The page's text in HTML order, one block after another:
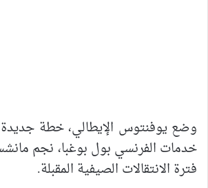
وضع يوفنتوس الإيطالي، خطة
خدمات الفرنسي بول بوغبا، نجم
فترة الانتقالات الصيفية المقبلة.